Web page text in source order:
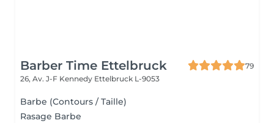
Barber Time Ettelbruck
79
26, Av. J-F Kennedy Ettelbruck L-9053
Barbe (Contours / Taille)
Rasage Barbe